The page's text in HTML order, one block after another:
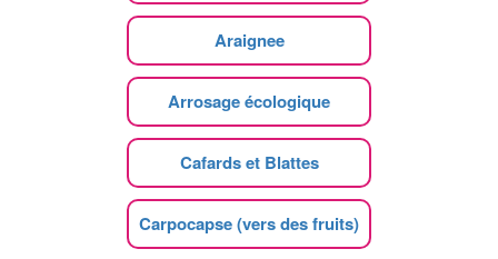
Araignee
Arrosage écologique
Cafards et Blattes
Carpocapse (vers des fruits)